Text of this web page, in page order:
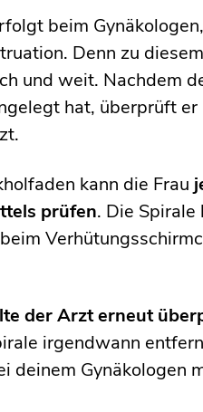
beim
Denn zu
und weit. Nachdem
hat, überprüft
kann die Frau
prüfen. Die
der Arzt erneut
irgendwann
deinem Gynäkologen